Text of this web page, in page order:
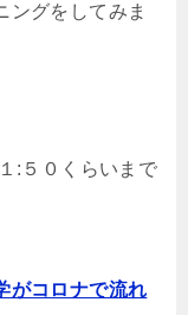
ングをしてみま
:５０くらいまで
がコロナで流れ